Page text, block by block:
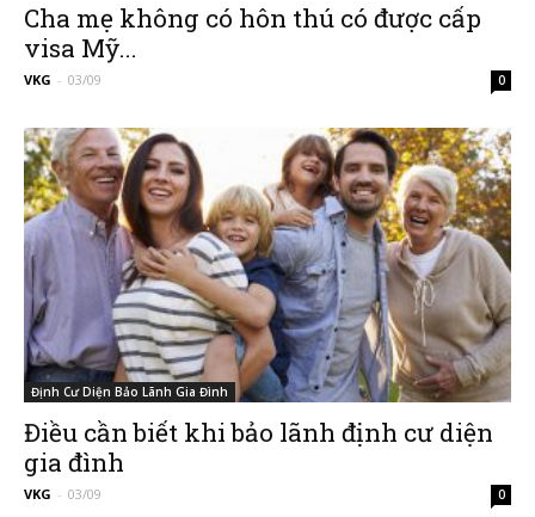
Viking
Global
Group
Cha mẹ không có hôn thú có được cấp
visa Mỹ...
VKG - 03/09 0
Định Cư Diện Bảo Lãnh Gia Đình
Điều cần biết khi bảo lãnh định cư diện
gia đình
VKG - 03/09 0